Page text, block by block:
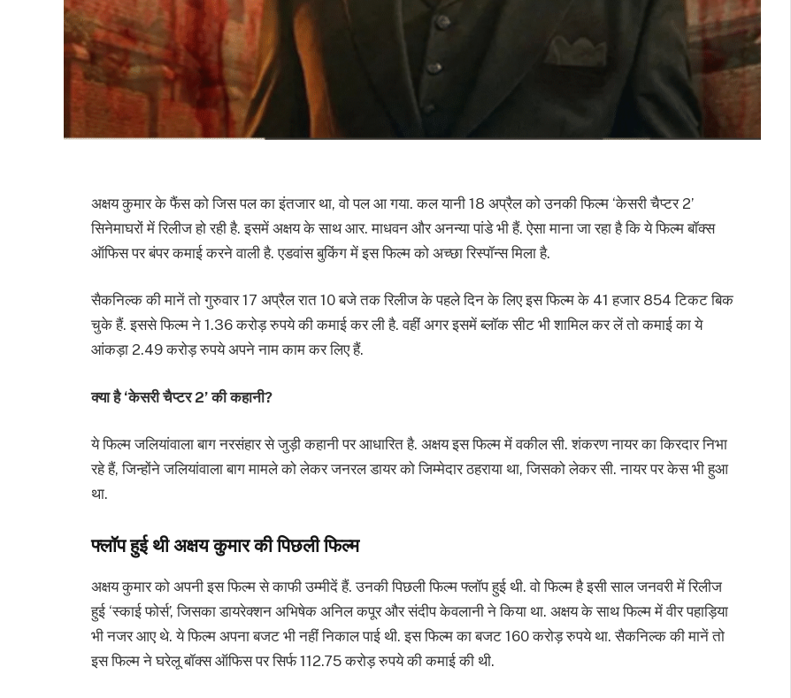
अक्षय कुमार के फैंस को जिस पल का इंतजार था, वो पल आ गया. कल यानी 18 अप्रैल को उनकी फिल्म ‘केसरी चैप्टर 2’
सिनेमाघरों में रिलीज हो रही है. इसमें अक्षय के साथ आर. माधवन और अनन्या पांडे भी हैं. ऐसा माना जा रहा है कि ये फिल्म बॉक्स
ऑफिस पर बंपर कमाई करने वाली है. एडवांस बुकिंग में इस फिल्म को अच्छा रिस्पॉन्स मिला है.
सैकनिल्क की मानें तो गुरुवार 17 अप्रैल रात 10 बजे तक रिलीज के पहले दिन के लिए इस फिल्म के 41 हजार 854 टिकट बिक
चुके हैं. इससे फिल्म ने 1.36 करोड़ रुपये की कमाई कर ली है. वहीं अगर इसमें ब्लॉक सीट भी शामिल कर लें तो कमाई का ये
आंकड़ा 2.49 करोड़ रुपये अपने नाम काम कर लिए हैं.
क्या है ‘केसरी चैप्टर 2’ की कहानी?
ये फिल्म जलियांवाला बाग नरसंहार से जुड़ी कहानी पर आधारित है. अक्षय इस फिल्म में वकील सी. शंकरण नायर का किरदार निभा
रहे हैं, जिन्होंने जलियांवाला बाग मामले को लेकर जनरल डायर को जिम्मेदार ठहराया था, जिसको लेकर सी. नायर पर केस भी हुआ
था.
फ्लॉप हुई थी अक्षय कुमार की पिछली फिल्म
अक्षय कुमार को अपनी इस फिल्म से काफी उम्मीदें हैं. उनकी पिछली फिल्म फ्लॉप हुई थी. वो फिल्म है इसी साल जनवरी में रिलीज
हुई ‘स्काई फोर्स’, जिसका डायरेक्शन अभिषेक अनिल कपूर और संदीप केवलानी ने किया था. अक्षय के साथ फिल्म में वीर पहाड़िया
भी नजर आए थे. ये फिल्म अपना बजट भी नहीं निकाल पाई थी. इस फिल्म का बजट 160 करोड़ रुपये था. सैकनिल्क की मानें तो
इस फिल्म ने घरेलू बॉक्स ऑफिस पर सिर्फ 112.75 करोड़ रुपये की कमाई की थी.